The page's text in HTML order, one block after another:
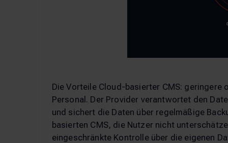
Die Vorteile Cloud-basierter CMS: geringere
Personal. Der Provider verantwortet den
und sichert die Daten über regelmäßige
basierten CMS, die Nutzer nicht
eingeschränkte Kontrolle über die eigenen